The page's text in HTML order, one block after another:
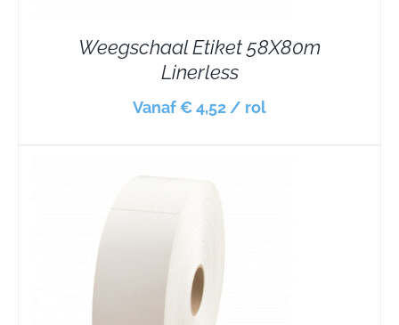
Weegschaal Etiket 58X80m
Linerless
Vanaf € 4,52 / rol